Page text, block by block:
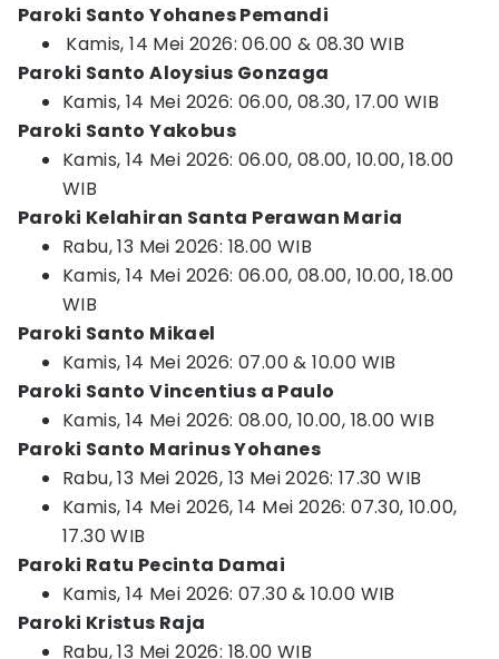
Paroki Santo Yohanes Pemandi
Kamis, 14 Mei 2026: 06.00 & 08.30 WIB
Paroki Santo Aloysius Gonzaga
Kamis, 14 Mei 2026: 06.00, 08.30, 17.00 WIB
Paroki Santo Yakobus
Kamis, 14 Mei 2026: 06.00, 08.00, 10.00, 18.00
WIB
Paroki Kelahiran Santa Perawan Maria
Rabu, 13 Mei 2026: 18.00 WIB
Kamis, 14 Mei 2026: 06.00, 08.00, 10.00, 18.00
WIB
Paroki Santo Mikael
Kamis, 14 Mei 2026: 07.00 & 10.00 WIB
Paroki Santo Vincentius a Paulo
Kamis, 14 Mei 2026: 08.00, 10.00, 18.00 WIB
Paroki Santo Marinus Yohanes
Rabu, 13 Mei 2026, 13 Mei 2026: 17.30 WIB
Kamis, 14 Mei 2026, 14 Mei 2026: 07.30, 10.00,
17.30 WIB
Paroki Ratu Pecinta Damai
Kamis, 14 Mei 2026: 07.30 & 10.00 WIB
Paroki Kristus Raja
Rabu, 13 Mei 2026: 18.00 WIB